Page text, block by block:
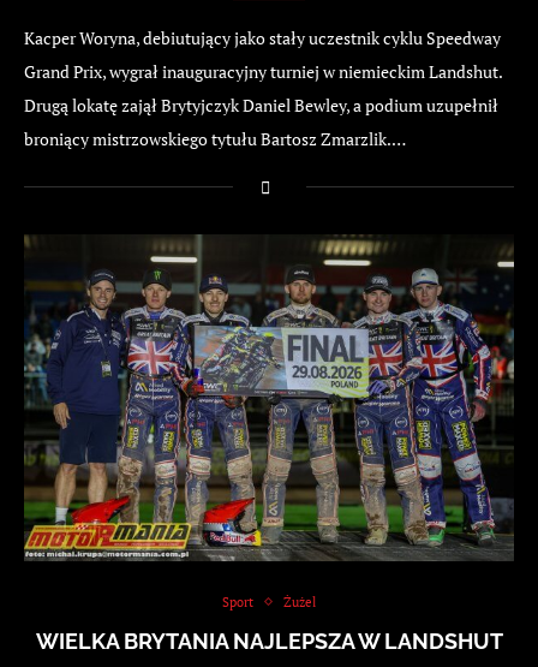
Kacper Woryna, debiutujący jako stały uczestnik cyklu Speedway
Grand Prix, wygrał inauguracyjny turniej w niemieckim Landshut.
Drugą lokatę zajął Brytyjczyk Daniel Bewley, a podium uzupełnił
broniący mistrzowskiego tytułu Bartosz Zmarzlik.…
Sport Żużel
WIELKA BRYTANIA NAJLEPSZA W LANDSHUT